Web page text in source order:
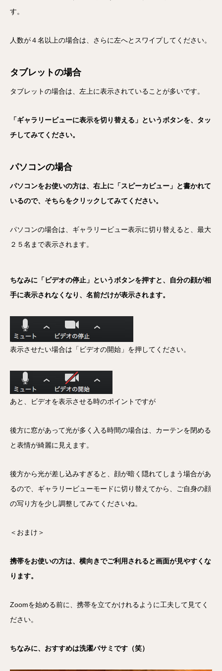
す。
人数が４名以上の場合は、さらに左へとスワイプしてください。
タブレットの場合
タブレットの場合は、左上に表示されていることが多いです。
「ギャラリービューに表示を切り替える」というボタンを、タッ
チしてみてください。
パソコンの場合
パソコンをお使いの方は、右上に「スピーカビュー」と書かれて
いるので、そちらをクリックしてみてください。
パソコンの場合は、ギャラリービュー表示に切り替えると、最大
２５名まで表示されます。
ちなみに「ビデオの停止」というボタンを押すと、自分の顔が相
手に表示されなくなり、名前だけが表示されます。
表示させたい場合は「ビデオの開始」を押してください。
あと、ビデオを表示させる時のポイントですが
後方に窓があって光が多く入る時間の場合は、カーテンを閉める
と表情が綺麗に見えます。
後方から光が差し込みすぎると、顔が暗く隠れてしまう場合があ
るので、ギャラリービューモードに切り替えてから、ご自身の顔
の写り方を少し調整してみてくださいね。
＜おまけ＞
携帯をお使いの方は、横向きでご利用されると画面が見やすくな
ります。
Zoomを始める前に、携帯を立てかけれるように工夫して見てく
ださい。
ちなみに、おすすめは洗濯バサミです（笑）